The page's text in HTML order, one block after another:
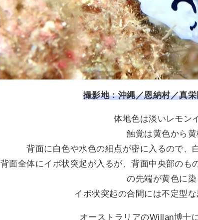
撮影地：沖縄／恩納村／真
体地色は淡いレモン
触覚は黄色から黄
背面に白色や水色の細点が密に入るので、
背面全体にイボ状突起が入るが、背面中央部のも
の先端が黄色に染
イボ状突起の合間には不定型な
オーストラリアのWillan博士